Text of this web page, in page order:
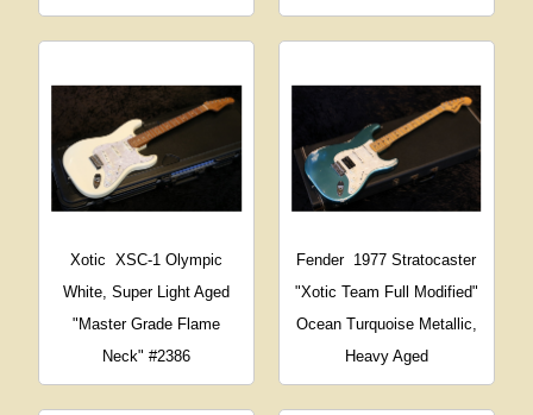
Xotic
XSC-1 Olympic
White, Super Light Aged
"Master Grade Flame
Neck" #2386
Fender 1977 Stratocaster
"Xotic Team Full Modified"
Ocean Turquoise Metallic,
Heavy Aged